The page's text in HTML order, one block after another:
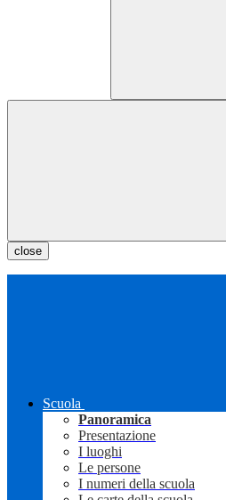
close
Scuola
Panoramica
Presentazione
I luoghi
Le persone
I numeri della scuola